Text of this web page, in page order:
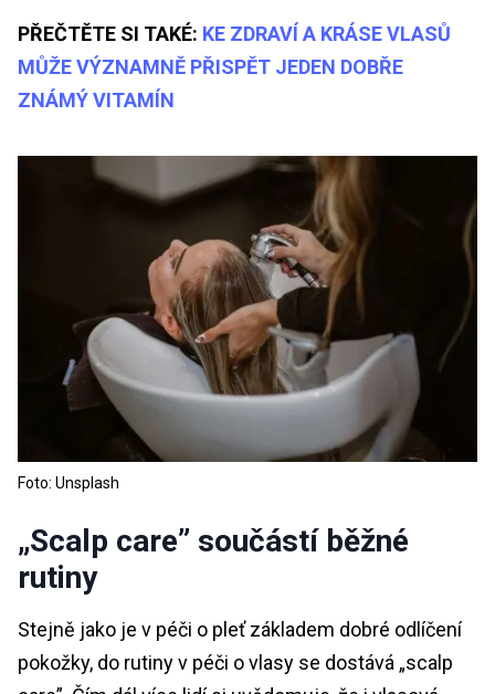
PŘEČTĚTE SI TAKÉ: KE ZDRAVÍ A KRÁSE VLASŮ
MŮŽE VÝZNAMNĚ PŘISPĚT JEDEN DOBŘE
ZNÁMÝ VITAMÍN
Foto: Unsplash
„Scalp care” součástí běžné
rutiny
Stejně jako je v péči o pleť základem dobré odlíčení
pokožky, do rutiny v péči o vlasy se dostává „scalp